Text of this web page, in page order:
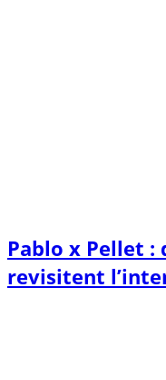
Pablo x Pellet :
revisitent